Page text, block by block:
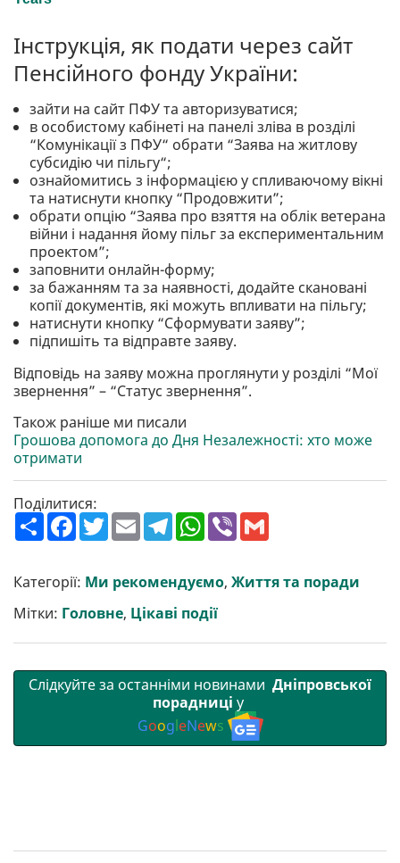
Інструкція, як подати через сайт
Пенсійного фонду України:
зайти на сайт ПФУ та авторизуватися;
в особистому кабінеті на панелі зліва в розділі
“Комунікації з ПФУ“ обрати “Заява на житлову
субсидію чи пільгу“;
ознайомитись з інформацією у спливаючому вікні
та натиснути кнопку “Продовжити”;
обрати опцію “Заява про взяття на облік ветерана
війни і надання йому пільг за експериментальним
проектом”;
заповнити онлайн-форму;
за бажанням та за наявності, додайте скановані
копії документів, які можуть впливати на пільгу;
натиснути кнопку “Сформувати заяву”;
підпишіть та відправте заяву.
Відповідь на заяву можна проглянути у розділі “Мої
звернення” – “Статус звернення”.
Також раніше ми писали
Грошова допомога до Дня Незалежності: хто може
отримати
Поділитися:
П
о
р
и
т
и
F
a
b
o
o
k
T
w
e
r
E
m
l
T
e
g
r
a
m
W
h
s
A
p
p
V
r l
Категорії: Ми рекомендуємо, Життя та поради
Мітки: Головне, Цікаві події
Слідкуйте за останніми новинами Дніпровської
порадниці у
GoogleNews